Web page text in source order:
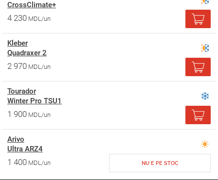
CrossClimate+
4 230 MDL/un
Kleber
Quadraxer 2
2 970 MDL/un
Tourador
Winter Pro TSU1
1 900 MDL/un
Arivo
Ultra ARZ4
1 400 MDL/un NU E PE STOC